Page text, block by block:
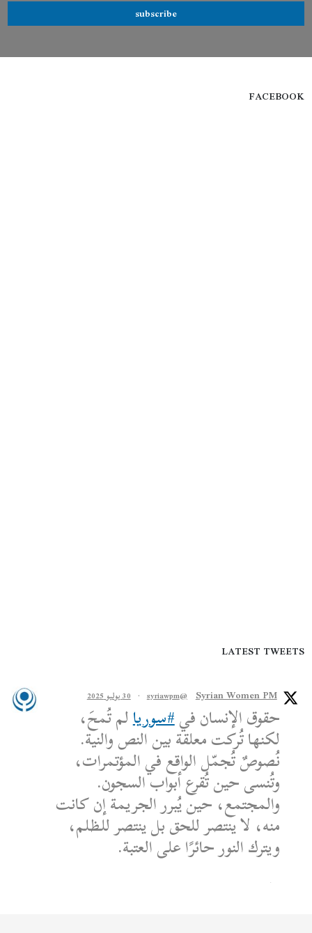
subscribe
FACEBOOK
LATEST TWEETS
Syrian Women PM
@syriawpm
· 30 يوليو 2025
حقوق الإنسان في#سوريالم تُمحَ،
لكنها تُركت معلقة بين النص والنية.
نُصوصٌ تُجمّل الواقع في المؤتمرات،
وتُنسى حين تُقرع أبواب السجون.
والمجتمع، حين يُبرر الجريمة إن كانت
منه، لا ينتصر للحق بل ينتصر للظلم،
ويترك النور حائرًا على العتبة.
الكاتب: محمد الشماع